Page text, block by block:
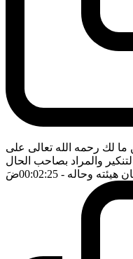
ما لك رحمه الله تعالى على
والمراد بصاحب الحال
هيئته وحاله - 00:02:25 ضَ